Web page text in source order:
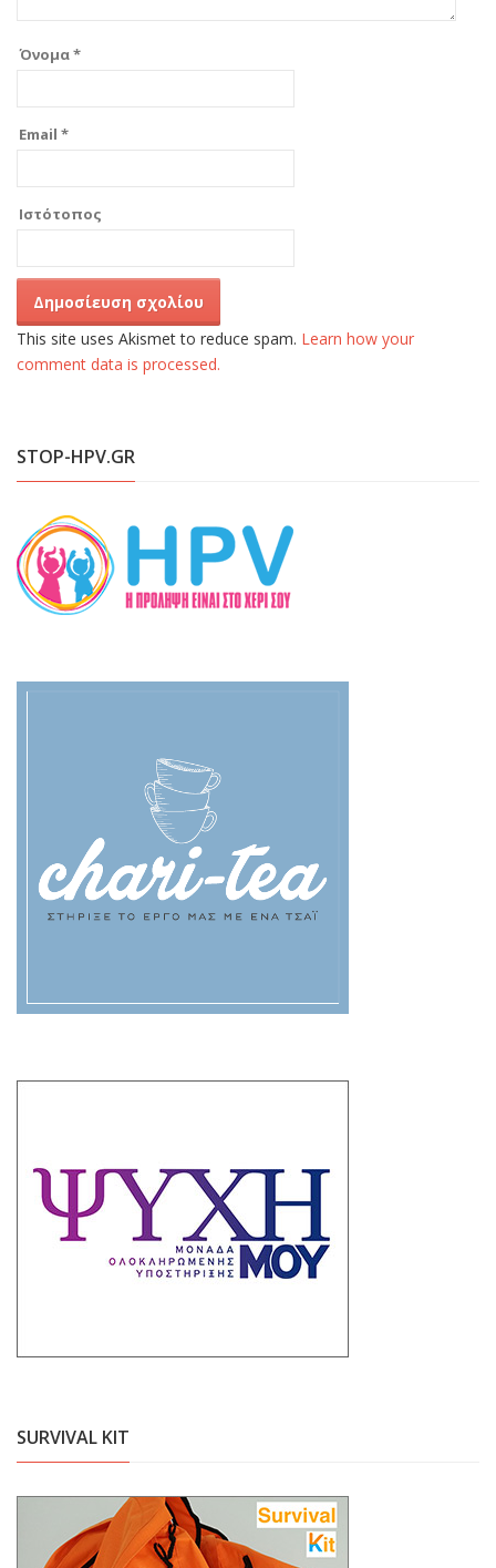
Όνομα*
Email *
Ιστότοπος
This site uses Akismet to reduce spam. Learn how your
comment data is processed.
STOP-HPV.GR
SURVIVAL KIT